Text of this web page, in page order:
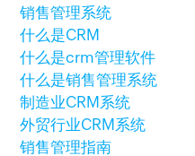
销售管理系统
什么是CRM
什么是crm管理软件
什么是销售管理系统
制造业CRM系统
外贸行业CRM系统
销售管理指南